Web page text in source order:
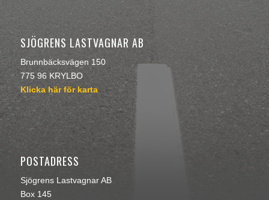
SJÖGRENS LASTVAGNAR AB
Brunnbäcksvägen 150
775 96 KRYLBO
Klicka här för karta
POSTADRESS
Sjögrens Lastvagnar AB
Box 145